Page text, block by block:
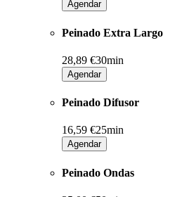
Agendar
Peinado Extra Largo
28,89 €30min
Agendar
Peinado Difusor
16,59 €25min
Agendar
Peinado Ondas